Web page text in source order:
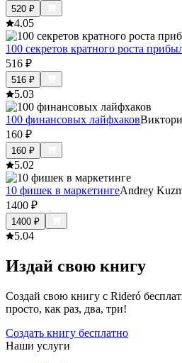
520 ₽
4.05
100 секретов кратного роста
516 ₽
516 ₽
5.03
100 финансовых лайфхаков
160 ₽
160 ₽
5.02
10 фишек в маркетингеAndrey
1400 ₽
1400 ₽
5.04
Издай свою книгу
Создай свою книгу с Rideró
просто, как раз, два, три!
Создать книгу бесплатно
Наши услуги